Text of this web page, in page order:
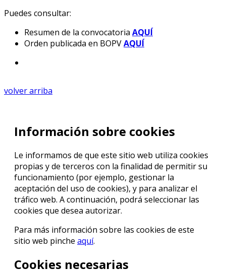
Puedes consultar:
Resumen de la convocatoria AQUÍ
Orden publicada en BOPVAQUÍ
volver arriba
Información sobre cookies
Le informamos de que este sitio web utiliza cookies
propias y de terceros con la finalidad de permitir su
funcionamiento (por ejemplo, gestionar la
aceptación del uso de cookies), y para analizar el
tráfico web. A continuación, podrá seleccionar las
cookies que desea autorizar.
Para más información sobre las cookies de este
sitio web pinche aquí.
Cookies necesarias